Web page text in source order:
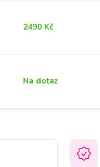
2490 Kč
Na dotaz